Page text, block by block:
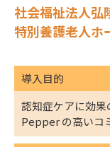
社会福祉法人弘
特別養護老人ホ
導入目的
認知症ケアに効果
Pepper の高いコ